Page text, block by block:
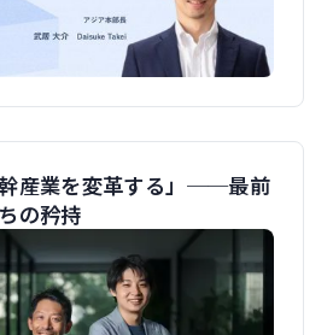
幹産業を変革する」──最前
の矜持